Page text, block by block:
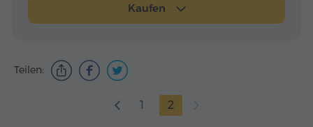
Kaufen
Teilen:
1 2